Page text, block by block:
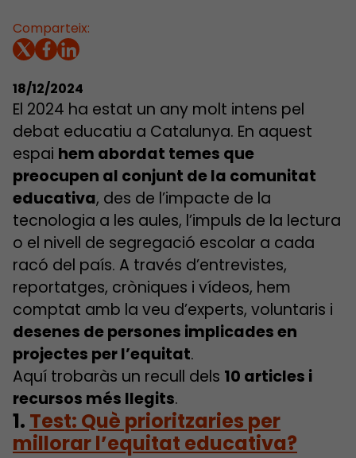
Comparteix:
18/12/2024
El 2024 ha estat un any molt intens pel
debat educatiu a Catalunya. En aquest
espai hem abordat temes que
preocupen al conjunt de la comunitat
educativa, des de l’impacte de la
tecnologia a les aules, l’impuls de la lectura
o el nivell de segregació escolar a cada
racó del país. A través d’entrevistes,
reportatges, cròniques i vídeos, hem
comptat amb la veu d’experts, voluntaris i
desenes de persones implicades en
projectes per l’equitat.
Aquí trobaràs un recull dels 10 articles i
recursos més llegits.
1. Test: Què prioritzaries per
millorar l’equitat educativa?